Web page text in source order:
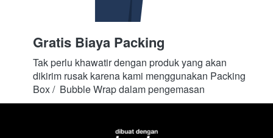
Gratis Biaya Packing
Tak perlu khawatir dengan produk yang akan
dikirim rusak karena kami menggunakan Packing
Box /  Bubble Wrap dalam pengemasan